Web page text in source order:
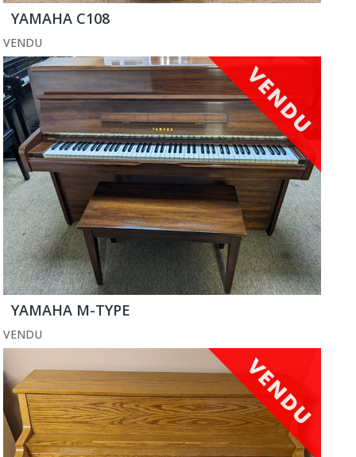
YAMAHA C108
VENDU
YAMAHA M-TYPE
VENDU